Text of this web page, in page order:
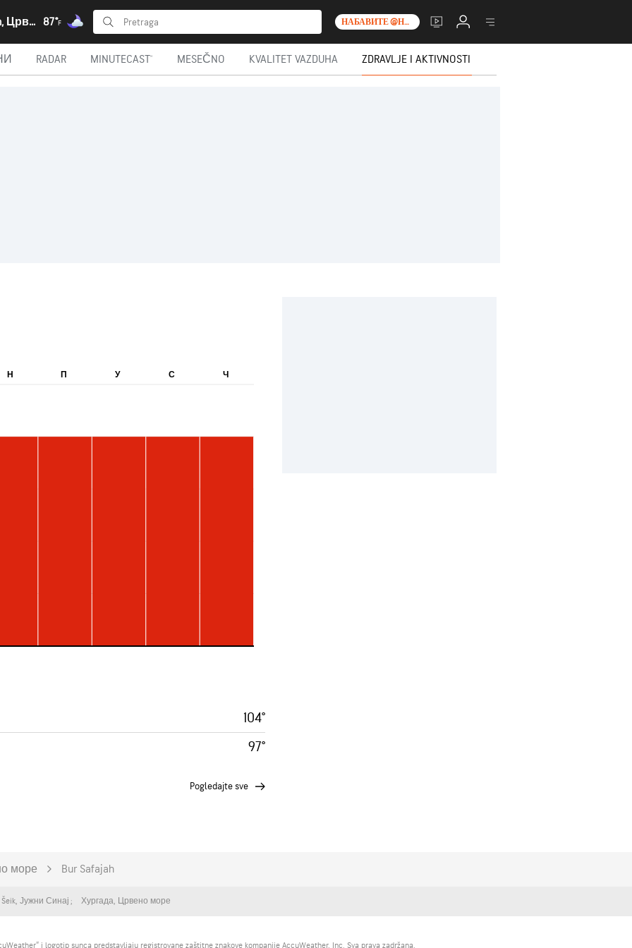
Bur Safajah, Црвено море 87°F НАБАВИТЕ @НО__Т_0_
RADAR MINUTECAST® MESEČNO KVALITET VAZDUHA ZDRAVLJE I AKTIVNOSTI
Н П У С Ч
104°
97°
pogledajte sve
море Bur Safajah
, Јужни Синај Хургада, Црвено море
i logotip sunca predstavljaju registrovane zaštitne znakove kompanije AccuWeather, Inc. Sva prava zadržana.